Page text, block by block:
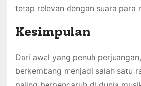
tetap relevan dengan suara para
Kesimpulan
Dari awal yang penuh
berkembang menjadi salah satu